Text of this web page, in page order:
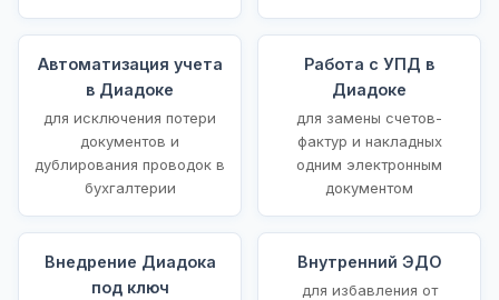
Автоматизация учета
в Диадоке
для исключения потери
документов и
дублирования проводок в
бухгалтерии
Работа с УПД в
Диадоке
для замены счетов-
фактур и накладных
одним электронным
документом
Внедрение Диадока
под ключ
Внутренний ЭДО
для избавления от